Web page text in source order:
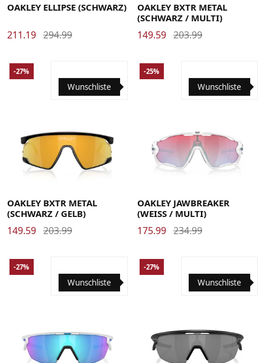
OAKLEY ELLIPSE (SCHWARZ)
211.19 294.99
OAKLEY BXTR METAL
(SCHWARZ / MULTI)
149.59 203.99
Wunschliste
-27%
OAKLEY BXTR METAL
(SCHWARZ / GELB)
149.59 203.99
Wunschliste
-25%
OAKLEY JAWBREAKER
(WEISS / MULTI)
175.99 234.99
Wunschliste
-27%
Wunschliste
-27%